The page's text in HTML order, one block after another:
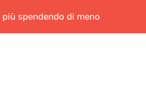
spendendo di meno